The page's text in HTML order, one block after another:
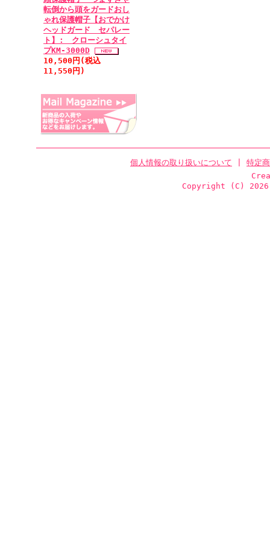
転倒から頭をガードおし
ゃれ保護帽子【おでかけ
ヘッドガード セパレー
ト】: クローシュタイ
プKM-3000D
10,500円(税込
11,550円)
個人情報の取り扱いについて
特定
Copyright (C)